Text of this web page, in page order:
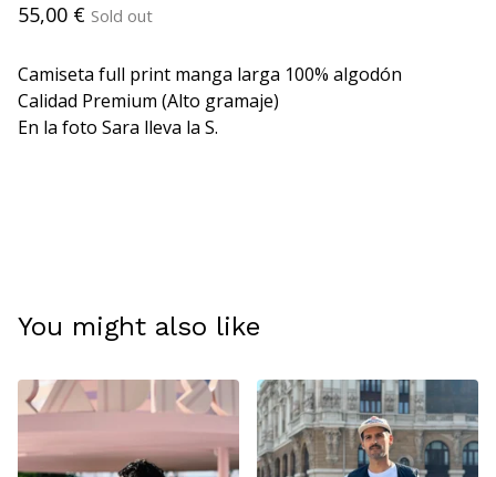
55,00 € Sold out
Camiseta full print manga larga 100% algodón
Calidad Premium (Alto gramaje)
En la foto Sara lleva la S.
You might also like